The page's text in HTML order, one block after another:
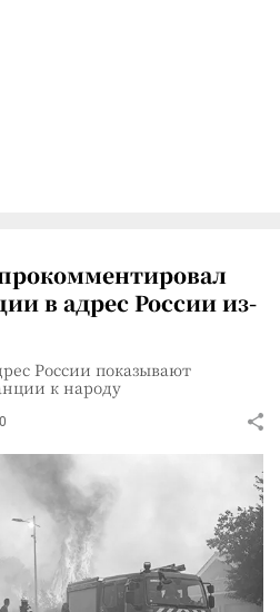
в адрес России из-
России показывают
к народу